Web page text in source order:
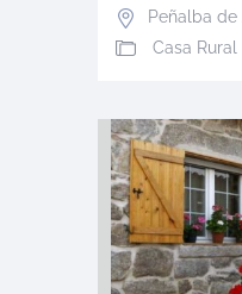
Peñalba de
Casa Rural